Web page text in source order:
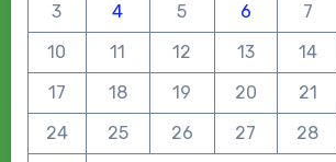
3
4 5 6 7
10
11 12 13 14
17
18 19 20 21
24
25 26 27 28